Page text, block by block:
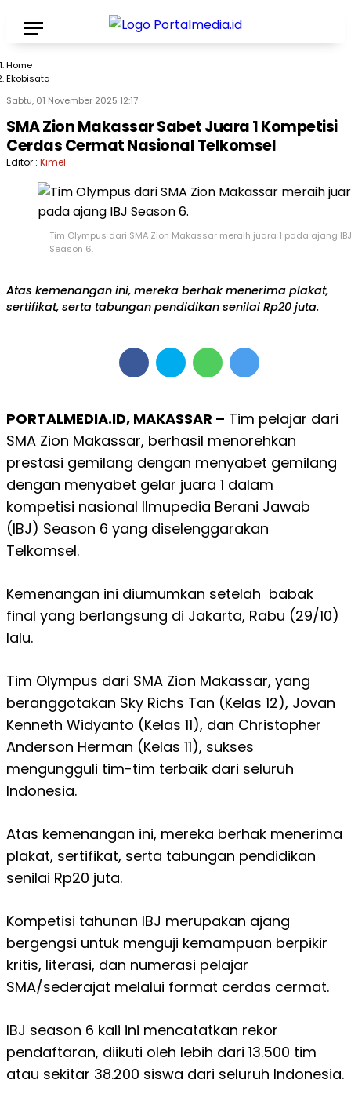
Home
Ekobisata
Sabtu, 01 November 2025 12:17
SMA Zion Makassar Sabet Juara 1 Kompetisi
Cerdas Cermat Nasional Telkomsel
Editor : Kimel
Tim Olympus dari SMA Zion Makassar meraih juara 1 pada ajang IBJ
Season 6.
Atas kemenangan ini, mereka berhak menerima plakat,
sertifikat, serta tabungan pendidikan senilai Rp20 juta.
PORTALMEDIA.ID, MAKASSAR – Tim pelajar dari
SMA Zion Makassar, berhasil menorehkan
prestasi gemilang dengan menyabet gemilang
dengan menyabet gelar juara 1 dalam
kompetisi nasional Ilmupedia Berani Jawab
(IBJ) Season 6 yang diselenggarakan
Telkomsel.
Kemenangan ini diumumkan setelah babak
final yang berlangsung di Jakarta, Rabu (29/10)
lalu.
Tim Olympus dari SMA Zion Makassar, yang
beranggotakan Sky Richs Tan (Kelas 12), Jovan
Kenneth Widyanto (Kelas 11), dan Christopher
Anderson Herman (Kelas 11), sukses
mengungguli tim-tim terbaik dari seluruh
Indonesia.
Atas kemenangan ini, mereka berhak menerima
plakat, sertifikat, serta tabungan pendidikan
senilai Rp20 juta.
Kompetisi tahunan IBJ merupakan ajang
bergengsi untuk menguji kemampuan berpikir
kritis, literasi, dan numerasi pelajar
SMA/sederajat melalui format cerdas cermat.
IBJ season 6 kali ini mencatatkan rekor
pendaftaran, diikuti oleh lebih dari 13.500 tim
atau sekitar 38.200 siswa dari seluruh Indonesia.